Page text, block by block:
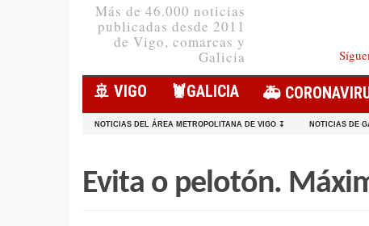
Más de 46.000 noticias
publicadas desde 2011
de Vigo, comarcas y
Galicia
🚢 VIGO 🦞️GALICIA 🚑
NOTICIAS DEL ÁREA METROPOLITANA DE VIGO ↧ NOTICIAS DE
Evita o pelotón.